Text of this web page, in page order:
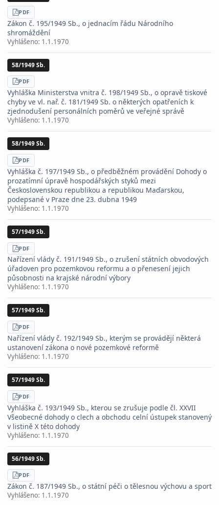
STÁHNOUT
PDF
Zákon č. 195/1949 Sb., o jednacím řádu Národního
shromáždění
Vyhlášeno: 1.1.1970
58/1949 Sb.
STÁHNOUT
PDF
Vyhláška Ministerstva vnitra č. 198/1949 Sb., o opravě tiskové
chyby ve vl. nař. č. 181/1949 Sb. o některých opatřeních k
zjednodušení personálních poměrů ve veřejné správě
Vyhlášeno: 1.1.1970
58/1949 Sb.
STÁHNOUT
PDF
Vyhláška č. 197/1949 Sb., o předběžném provádění Dohody o
prozatímní úpravě hospodářských styků mezi
Československou republikou a republikou Maďarskou,
podepsané v Praze dne 23. dubna 1949
Vyhlášeno: 1.1.1970
57/1949 Sb.
STÁHNOUT
PDF
Nařízení vlády č. 191/1949 Sb., o zrušení státních obvodových
úřadoven pro pozemkovou reformu a o přenesení jejich
působnosti na krajské národní výbory
Vyhlášeno: 1.1.1970
57/1949 Sb.
STÁHNOUT
PDF
Nařízení vlády č. 192/1949 Sb., kterým se provádějí některá
ustanovení zákona o nové pozemkové reformě
Vyhlášeno: 1.1.1970
57/1949 Sb.
STÁHNOUT
PDF
Vyhláška č. 193/1949 Sb., kterou se zrušuje podle čl. XXVII
Všeobecné dohody o clech a obchodu celní ústupek stanovený
v listině X této dohody
Vyhlášeno: 1.1.1970
56/1949 Sb.
STÁHNOUT
PDF
Zákon č. 187/1949 Sb., o státní péči o tělesnou výchovu a sport
Vyhlášeno: 1.1.1970